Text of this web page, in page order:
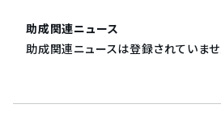
助成関連ニュース
助成関連ニュースは登録されていませ